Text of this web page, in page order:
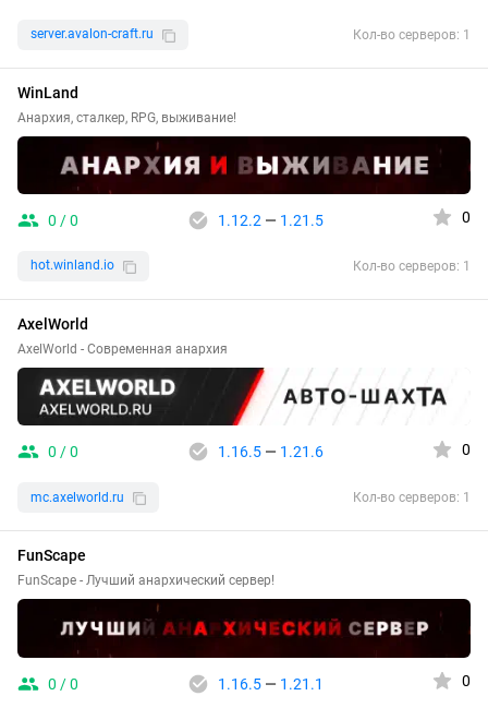
server.avalon-craft.ru Кол-во серверов: 1
WinLand
Анархия, сталкер, RPG, выживание!
0 / 0 1.12.2 — 1.21.5 0
hot.winland.io Кол-во серверов: 1
AxelWorld
AxelWorld - Современная анархия
0 / 0 1.16.5— 1.21.6 0
mc.axelworld.ru Кол-во серверов: 1
FunScape
FunScape - Лучший анархический сервер!
0 / 0 1.16.5— 1.21.1 0